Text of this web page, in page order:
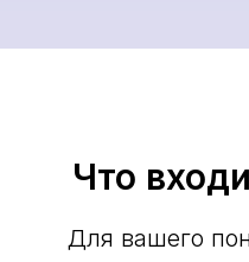
Что
Для вашего